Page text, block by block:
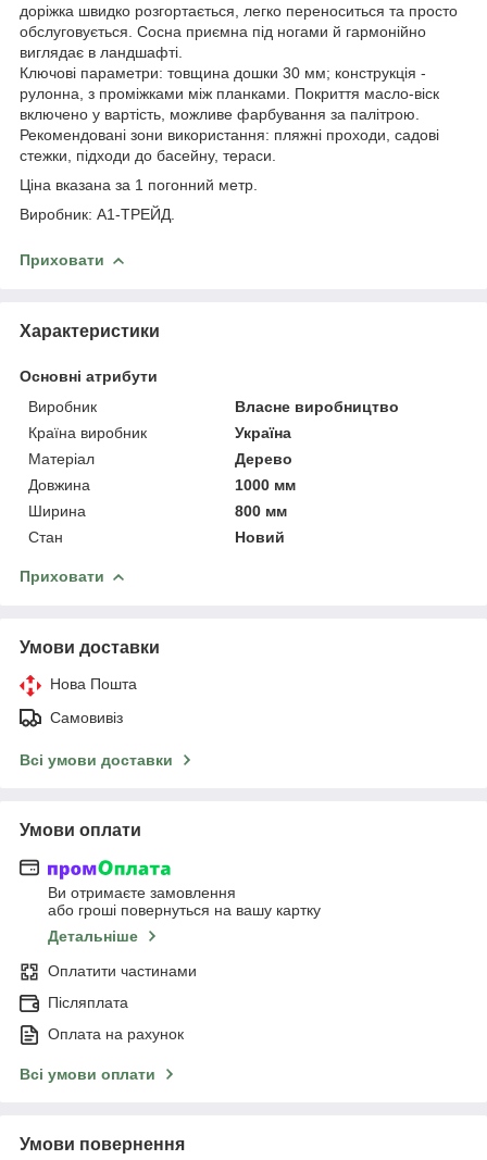
доріжка швидко розгортається, легко переноситься та просто
обслуговується. Сосна приємна під ногами й гармонійно
виглядає в ландшафті.
Ключові параметри: товщина дошки 30 мм; конструкція -
рулонна, з проміжками між планками. Покриття масло-віск
включено у вартість, можливе фарбування за палітрою.
Рекомендовані зони використання: пляжні проходи, садові
стежки, підходи до басейну, тераси.
Ціна вказана за 1 погонний метр.
Виробник: A1-ТРЕЙД.
Приховати
Характеристики
Основні атрибути
Виробник
Власне виробництво
Країна виробник
Україна
Матеріал
Дерево
Довжина
1000 мм
Ширина
800 мм
Стан
Новий
Приховати
Умови доставки
Нова Пошта
Самовивіз
Всі умови доставки
Умови оплати
Ви отримаєте замовлення
або гроші повернуться на вашу картку
Детальніше
Оплатити частинами
Післяплата
Оплата на рахунок
Всі умови оплати
Умови повернення